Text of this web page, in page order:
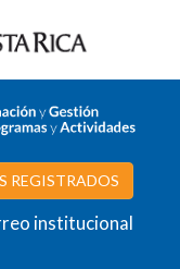
REGISTRADOS
institucional